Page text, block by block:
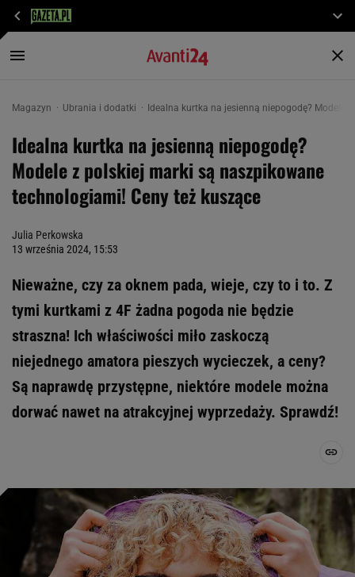
Magazyn Ubrania i dodatki Idealna kurtka na jesienną niepogodę? Modele
Idealna kurtka na jesienną niepogodę?
Modele z polskiej marki są naszpikowane
technologiami! Ceny też kuszące
Julia Perkowska
13 września 2024, 15:53
Nieważne, czy za oknem pada, wieje, czy to i to. Z
tymi kurtkami z 4F żadna pogoda nie będzie
straszna! Ich właściwości miło zaskoczą
niejednego amatora pieszych wycieczek, a ceny?
Są naprawdę przystępne, niektóre modele można
dorwać nawet na atrakcyjnej wyprzedaży. Sprawdź!